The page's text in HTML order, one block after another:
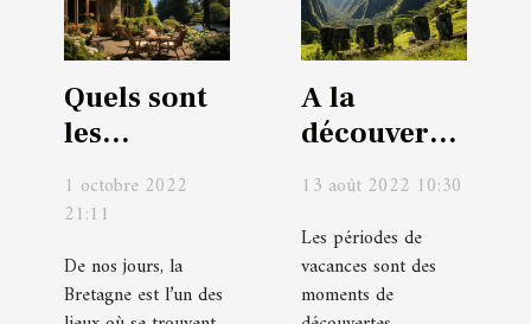
Quels sont
les
meilleurs
gîtes en
1 octobre 2022
21:11
De nos jours, la
Bretagne est l’un des
A la
découverte
des îles
13 août 2022 10:30
Les périodes de
vacances sont des
moments de